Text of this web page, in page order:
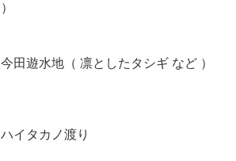
）
今田遊水地（ 凛としたタシギ など ）
ハイタカノ渡り